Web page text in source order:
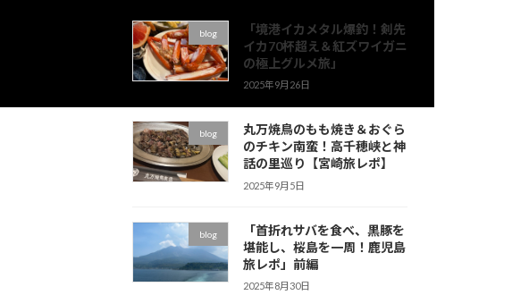
blog
「境港イカメタル爆釣！剣先
イカ70杯超え＆紅ズワイガニ
の極上グルメ旅」
2025年9月26日
blog
丸万焼鳥のもも焼き＆おぐら
のチキン南蛮！高千穂峡と神
話の里巡り【宮崎旅レポ】
2025年9月5日
blog
「首折れサバを食べ、黒豚を
堪能し、桜島を一周！鹿児島
旅レポ」前編
2025年8月30日